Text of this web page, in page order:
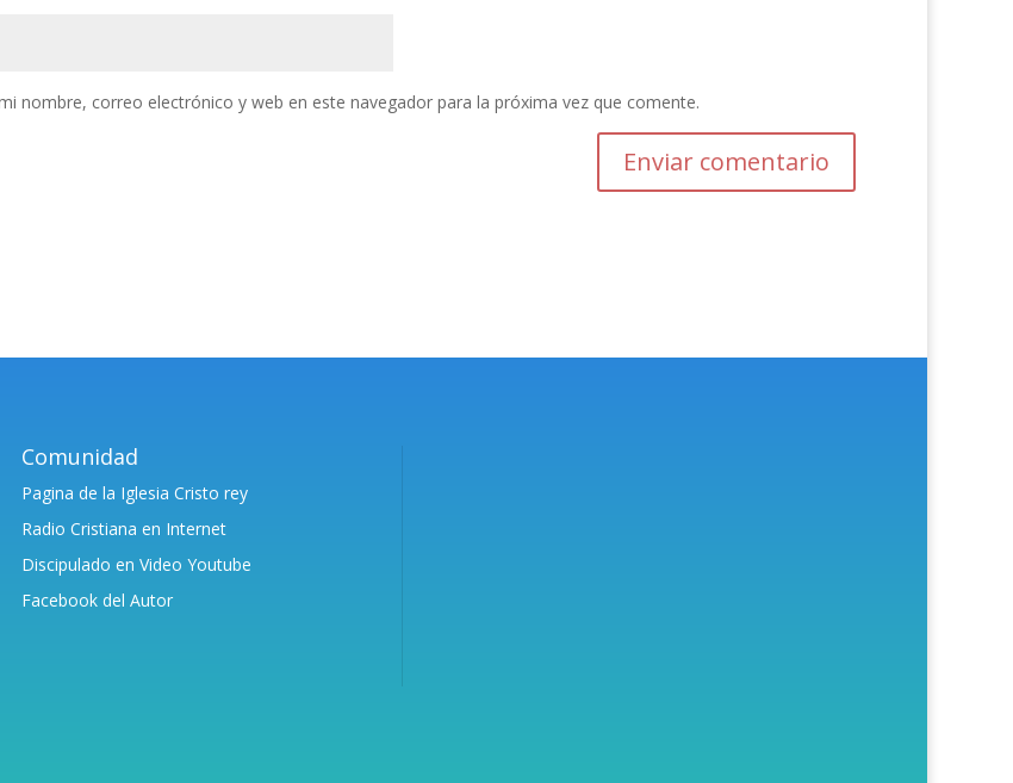
nombre, correo electrónico y web en este navegador para la próxima vez que comente.
Comunidad
Pagina de la Iglesia Cristo rey
Radio Cristiana en Internet
Discipulado en Video Youtube
Facebook del Autor